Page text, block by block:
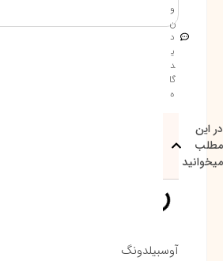
و
ن
د
ی
د
گا
ه
در این
مطلب
میخوانید
آوسبیلدونگ